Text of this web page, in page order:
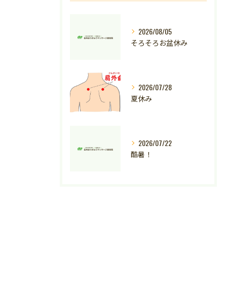
2026/08/05
そろそろお盆休み
2026/07/28
夏休み
2026/07/22
酷暑！